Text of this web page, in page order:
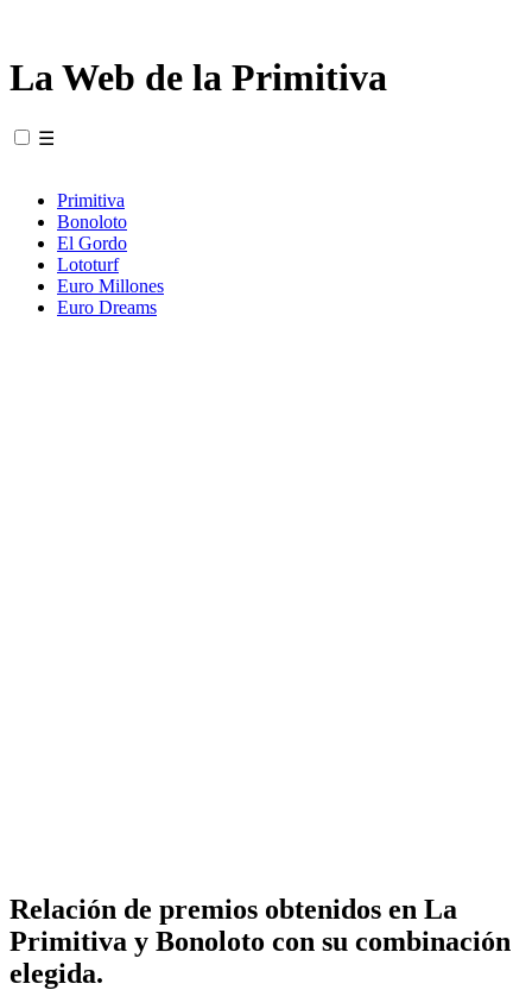
La Web de la Primitiva
☰
Primitiva
Bonoloto
El Gordo
Lototurf
Euro Millones
Euro Dreams
Relación de premios obtenidos en La
Primitiva y Bonoloto con su combinación
elegida.